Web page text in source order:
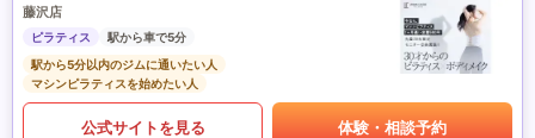
藤沢店
ピラティス
駅から車で5分
駅から5分以内のジムに通いたい人
マシンピラティスを始めたい人
公式サイトを見る 体験・相談予約